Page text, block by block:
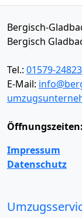
Bergisch-
Bergisch
Tel.: 01579-
E-Mail:
Öffnungszeiten:
Impressum
Datenschutz